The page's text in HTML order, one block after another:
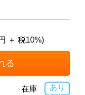
＋ 税10%)
あり
在庫